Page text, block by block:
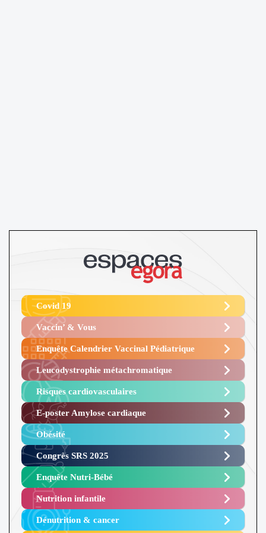
Covid 19
Vaccin’ & Vous
Enquête Calendrier Vaccinal Pédiatrique
Leucodystrophie métachromatique
Risques cardiovasculaires
E-poster Amylose cardiaque ​
Obésité ​
Congrès SRS 2025 ​
Enquête Nutri-Bébé ​
Nutrition infantile
Dénutrition & cancer